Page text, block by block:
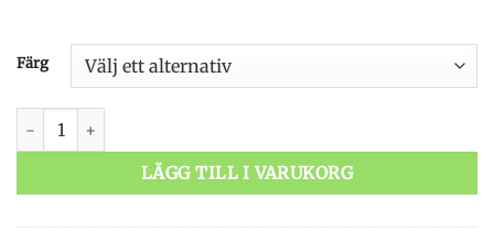
Färg
Hare's ultra dubbing mängd
LÄGG TILL I VARUKORG